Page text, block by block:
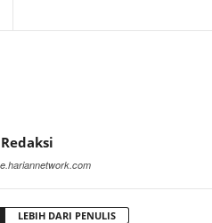
LEBIH DARI PENULIS